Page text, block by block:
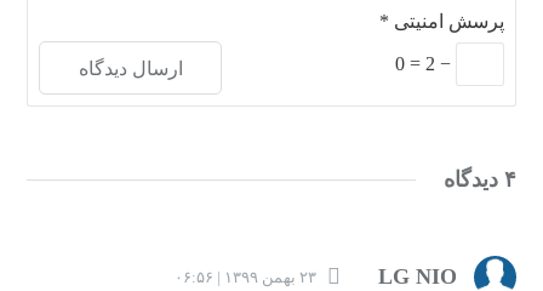
پرسش امنیتی *
−
2
=
0
۴ دیدگاه
LG NIO ۲۳ بهمن ۱۳۹۹ | ۰۶:۵۶